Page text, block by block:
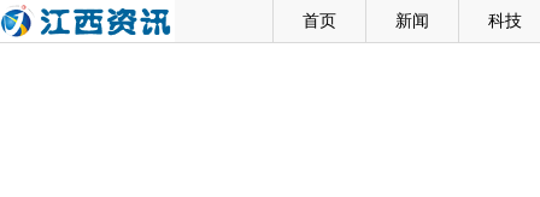
首页 新闻 科技